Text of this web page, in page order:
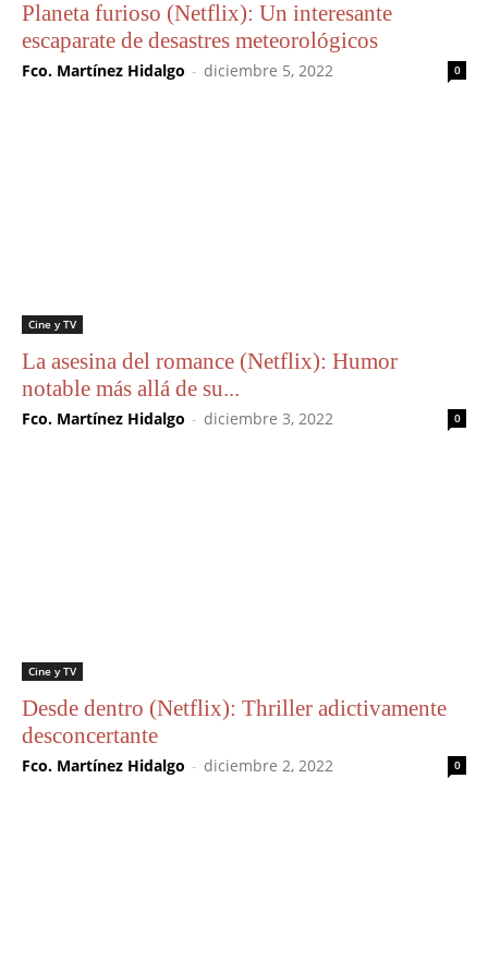
Planeta furioso (Netflix): Un interesante
escaparate de desastres meteorológicos
Fco. Martínez Hidalgo - diciembre 5, 2022 0
Cine y TV
La asesina del romance (Netflix): Humor
notable más allá de su...
Fco. Martínez Hidalgo - diciembre 3, 2022 0
Cine y TV
Desde dentro (Netflix): Thriller adictivamente
desconcertante
Fco. Martínez Hidalgo - diciembre 2, 2022 0